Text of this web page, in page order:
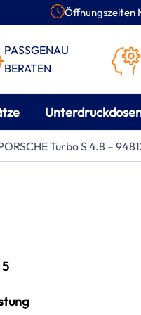
Öffnungszeiten
PASSGENAU
BERATEN
Turbo S 4.8 –